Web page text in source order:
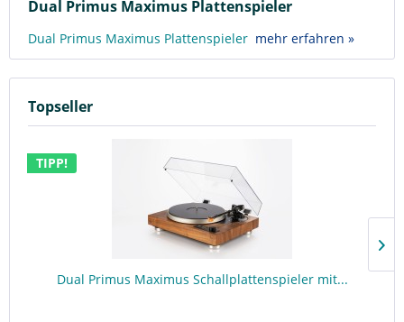
Dual Primus Maximus Plattenspieler
Dual Primus Maximus Plattenspieler mehr erfahren »
Topseller
TIPP!
Dual Primus Maximus Schallplattenspieler mit...